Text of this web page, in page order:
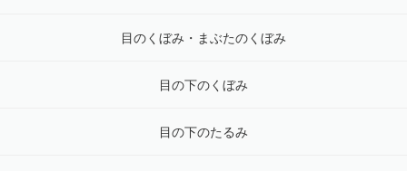
目のくぼみ・まぶたのくぼみ
目の下のくぼみ
目の下のたるみ